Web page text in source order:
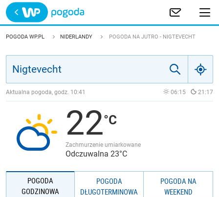
Trwa ładowanie
POLSKA
JAKOŚĆ POWIETRZA
POGODA WP.PL NIDERLANDY POGODA NA JUTRO - NIGTEVECHT
Aktualna pogoda, godz. 10:41 06:15 21:17
22
Zachmurzenie umiarkowane
Odczuwalna 23°C
POGODA
GODZINOWA
POGODA
DŁUGOTERMINOWA
POGODA NA
WEEKEND